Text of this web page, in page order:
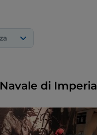
di Imperia